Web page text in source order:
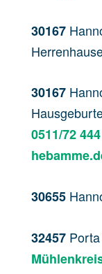
30167
30167
0511/72
30655
32457